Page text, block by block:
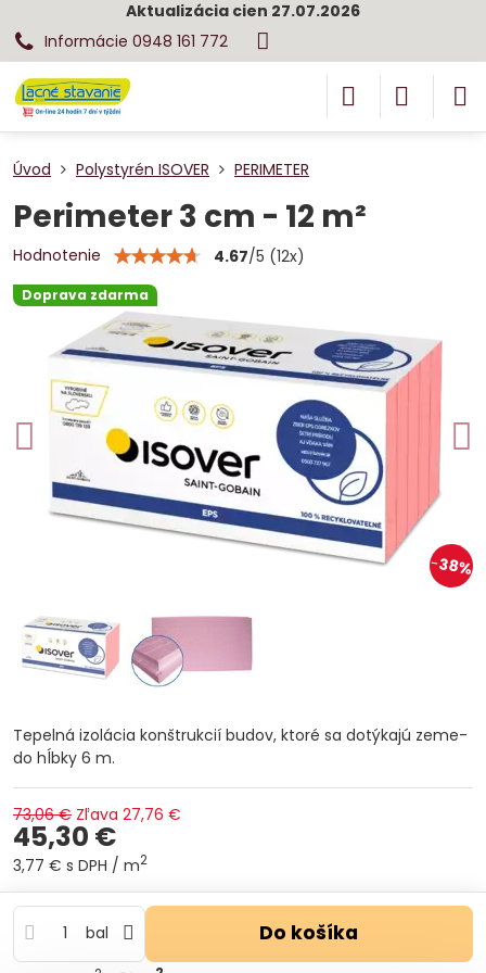
Aktualizácia cien 27.07.2026
Informácie 0948 161 772
Doprava zdarma
38%
Úvod Polystyrén ISOVER PERIMETER
Perimeter 3 cm - 12 m²
Hodnotenie 4.67/5 (12x)
Tepelná izolácia konštrukcií budov, ktoré sa dotýkajú zeme-
do hĺbky 6 m.
73,06 € Zľava 27,76 €
45,30 €
3,77 € s DPH / m2
bal Do košíka